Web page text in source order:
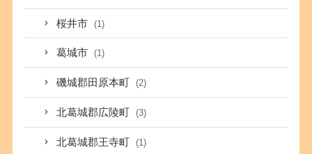
桜井市 (1)
葛城市 (1)
磯城郡田原本町 (2)
北葛城郡広陵町 (3)
北葛城郡王寺町 (1)